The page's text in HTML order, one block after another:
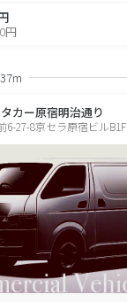
円
カー原宿明治通り
6-27-8京セラ原宿ビルB1F